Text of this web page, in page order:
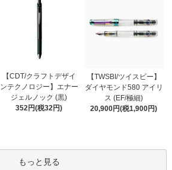
【CDT/クラフトデザイ
ンテクノロジー】エナー
ジェルノック (黒)
352円(税32円)
【TWSBI/ツイスビー】
ダイヤモンド580 アイリ
ス (EF/極細)
20,900円(税1,900円)
もっと見る